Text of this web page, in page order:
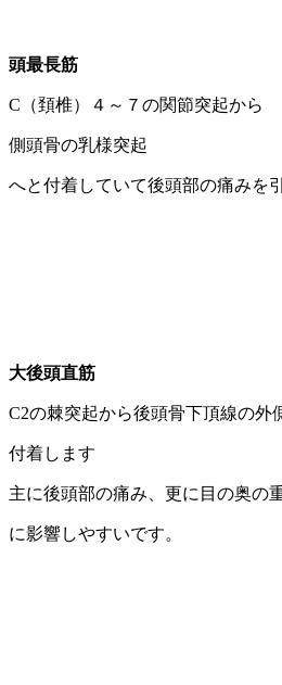
頭最長筋
C（頚椎）４～７の関節突起から
側頭骨の乳様突起
へと付着していて後頭部の痛みを
大後頭直筋
C2の棘突起から後頭骨下頂線の外
付着します
主に後頭部の痛み、更に目の奥の
に影響しやすいです。